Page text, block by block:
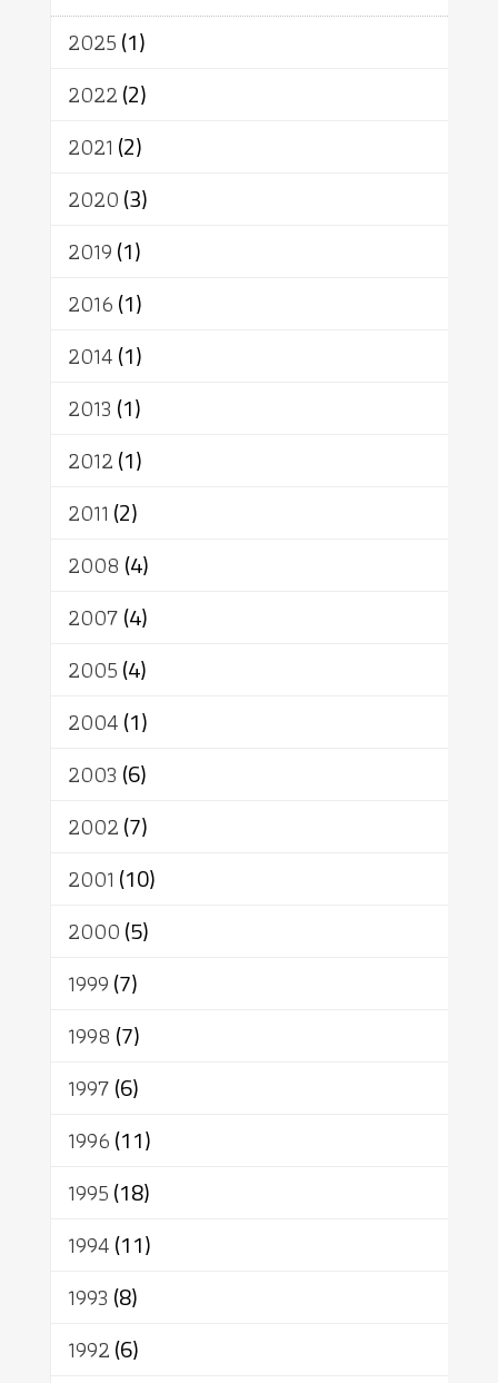
จักร
การแยกรัฐกับศาสนา
ธรรมชาติ
เทคโนโลยี
สิทธิ
พุทธบริษัท
อัตถะ
เทวดา
2025(1)
2022(2)
2021 (2)
2020(3)
2019(1)
2016(1)
2014(1)
2013 (1)
2012(1)
2011 (2)
2008 (4)
2007(4)
2005(4)
2004(1)
2003 (6)
2002(7)
2001 (10)
2000(5)
1999(7)
1998 (7)
1997(6)
1996(11)
1995(18)
1994(11)
1993 (8)
1992(6)